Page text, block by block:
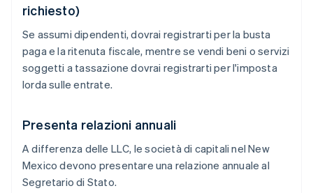
richiesto)
Se assumi dipendenti, dovrai registrarti per la busta
paga e la ritenuta fiscale, mentre se vendi beni o servizi
soggetti a tassazione dovrai registrarti per l'imposta
lorda sulle entrate.
Presenta relazioni annuali
A differenza delle LLC, le società di capitali nel New
Mexico devono presentare una relazione annuale al
Segretario di Stato.